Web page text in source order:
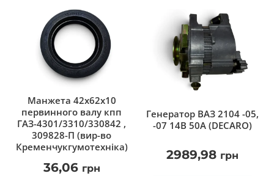
Манжета 42х62х10
первинного валу кпп
ГАЗ-4301/3310/330842 ,
309828-П (вир-во
Кременчукгумотехніка)
36,06 грн
Генератор ВАЗ 2104 -05,
-07 14В 50А (DECARO)
2989,98 грн